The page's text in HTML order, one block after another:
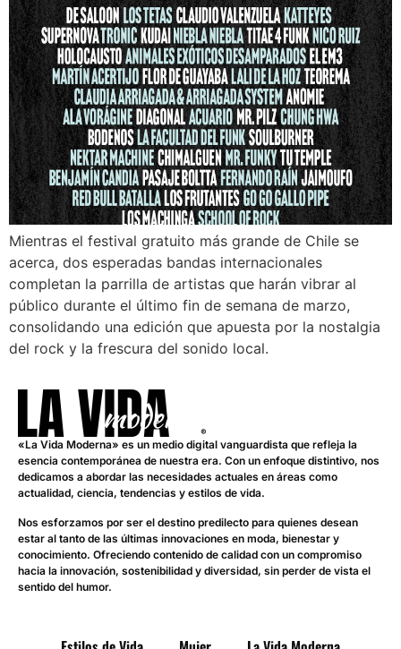
Mientras el festival gratuito más grande de Chile se
acerca, dos esperadas bandas internacionales
completan la parrilla de artistas que harán vibrar al
público durante el último fin de semana de marzo,
consolidando una edición que apuesta por la nostalgia
del rock y la frescura del sonido local.
«La Vida Moderna» es un medio digital vanguardista que refleja la
esencia contemporánea de nuestra era. Con un enfoque distintivo, nos
dedicamos a abordar las necesidades actuales en áreas como
actualidad, ciencia, tendencias y estilos de vida.
Nos esforzamos por ser el destino predilecto para quienes desean
estar al tanto de las últimas innovaciones en moda, bienestar y
conocimiento. Ofreciendo contenido de calidad con un compromiso
hacia la innovación, sostenibilidad y diversidad, sin perder de vista el
sentido del humor.